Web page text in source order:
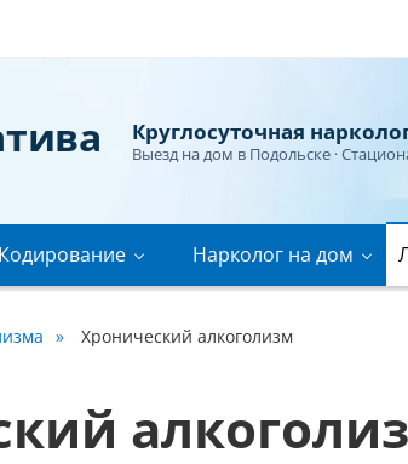
Круглосуточная
Выезд на дом в Подольске ·
Кодирование Нарколог на дом
Хронический алкоголизм